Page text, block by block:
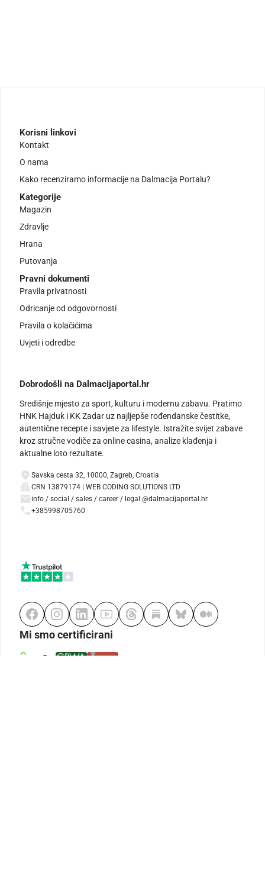
Korisni linkovi
Kontakt
O nama
Kako recenziramo informacije na Dalmacija Portalu?
Kategorije
Magazin
Zdravlje
Hrana
Putovanja
Pravni dokumenti
Pravila privatnosti
Odricanje od odgovornosti
Pravila o kolačićima
Uvjeti i odredbe
Dobrodošli na Dalmacijaportal.hr
Središnje mjesto za sport, kulturu i modernu zabavu. Pratimo
HNK Hajduk i KK Zadar uz najljepše rođendanske čestitke,
autentične recepte i savjete za lifestyle. Istražite svijet zabave
kroz stručne vodiče za online casina, analize klađenja i
aktualne loto rezultate.
Savska cesta 32, 10000, Zagreb, Croatia
CRN 13879174 | WEB CODING SOLUTIONS LTD
info / social / sales / career / legal @dalmacijaportal.hr
+385998705760
Mi smo certificirani